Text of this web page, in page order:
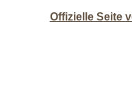
Offizielle Seite